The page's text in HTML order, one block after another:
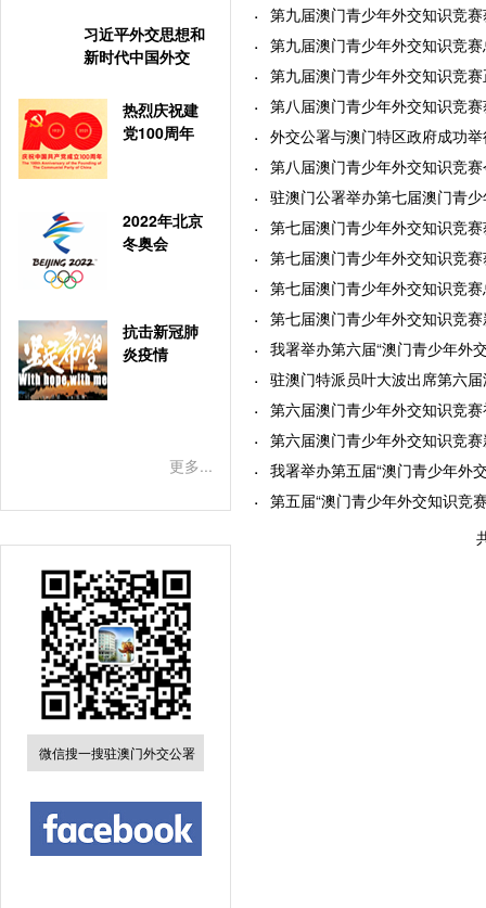
习近平外交思想和
新时代中国外交
热烈庆祝建
党100周年
2022年北京
冬奥会
抗击新冠肺
炎疫情
更多...
微信搜一搜驻澳门外交公署
第九届澳门青少年外交知识竞
第九届澳门青少年外交知识竞
第九届澳门青少年外交知识竞
第八届澳门青少年外交知识竞
外交公署与澳门特区政府成功
第八届澳门青少年外交知识竞
驻澳门公署举办第七届澳门青
第七届澳门青少年外交知识竞
第七届澳门青少年外交知识竞
第七届澳门青少年外交知识竞
第七届澳门青少年外交知识竞
我署举办第六届“澳门青少年外
驻澳门特派员叶大波出席第六
第六届澳门青少年外交知识竞
第六届澳门青少年外交知识竞
我署举办第五届“澳门青少年外
第五届“澳门青少年外交知识竞